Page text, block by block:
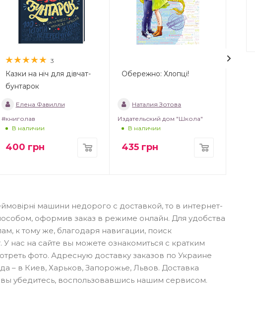
3
Казки на ніч для дівчат-
бунтарок
Елена Фавилли
#книголав
В наличии
400 грн
Обережно: Хлопці!
Наталия Зотова
Издательский дом "Школа"
В наличии
435 грн
машини недорого с доставкой, то в интернет-
оформив заказ в режиме онлайн. Для удобства
к тому же, благодаря навигации, поиск
нас на сайте вы можете ознакомиться с кратким
фото. Адресную доставку заказов по Украине
– в Киев, Харьков, Запорожье, Львов. Доставка
убедитесь, воспользовавшись нашим сервисом.